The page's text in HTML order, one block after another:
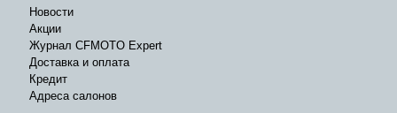
Новости
Акции
Журнал CFMOTO Expert
Доставка и оплата
Кредит
Адреса салонов